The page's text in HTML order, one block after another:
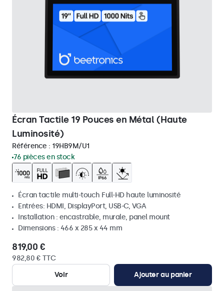
Écran Tactile 19 Pouces en Métal (Haute
Luminosité)
Référence : 19HB9M/U1
76 pièces en stock
Écran tactile multi-touch Full-HD haute luminosité
Entrées: HDMI, DisplayPort, USB-C, VGA
Installation : encastrable, murale, panel mount
Dimensions : 466 x 285 x 44 mm
819,00 €
982,80 € TTC
Voir
Ajouter au panier